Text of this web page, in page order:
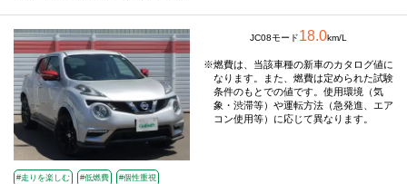
#走りを楽しむ #低燃費 #個性重視
JC08モード18.0km/L
燃費は、当該車種の新車のカタログ値に
なります。また、燃費は定められた試験
条件のもとでの値です。使用環境（気
象・渋滞等）や運転方法（急発進、エア
コン使用等）に応じて異なります。